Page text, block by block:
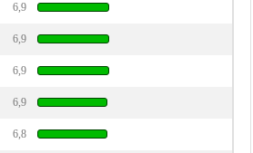
6,9
6,9
6,9
6,9
6,8